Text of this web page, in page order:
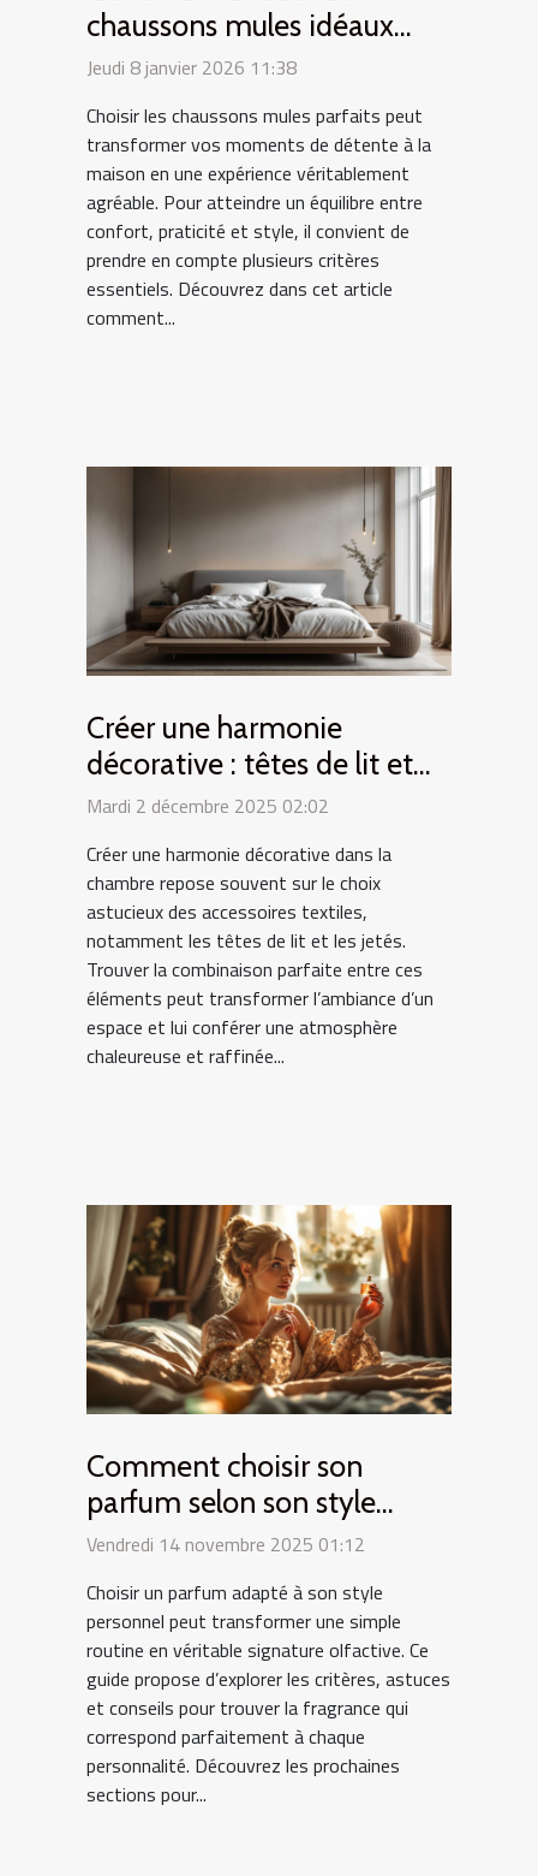
chaussons mules idéaux
pour votre confort
Jeudi 8 janvier 2026 11:38
Choisir les chaussons mules parfaits peut
transformer vos moments de détente à la
maison en une expérience véritablement
agréable. Pour atteindre un équilibre entre
confort, praticité et style, il convient de
prendre en compte plusieurs critères
essentiels. Découvrez dans cet article
comment...
Créer une harmonie
décorative : têtes de lit et
jetés coordonnés
Mardi 2 décembre 2025 02:02
Créer une harmonie décorative dans la
chambre repose souvent sur le choix
astucieux des accessoires textiles,
notamment les têtes de lit et les jetés.
Trouver la combinaison parfaite entre ces
éléments peut transformer l’ambiance d’un
espace et lui conférer une atmosphère
chaleureuse et raffinée...
Comment choisir son
parfum selon son style
personnel ?
Vendredi 14 novembre 2025 01:12
Choisir un parfum adapté à son style
personnel peut transformer une simple
routine en véritable signature olfactive. Ce
guide propose d’explorer les critères, astuces
et conseils pour trouver la fragrance qui
correspond parfaitement à chaque
personnalité. Découvrez les prochaines
sections pour...